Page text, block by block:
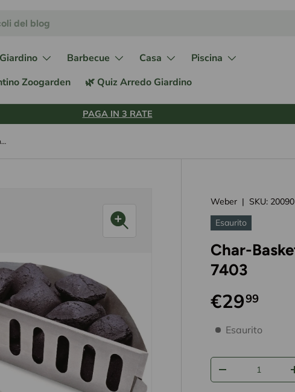
Barbecue Casa
Piscina
Zoogarden 🌿 Quiz Arredo Giardino
PAGA IN 3 RATE
Char-Basket Weber - Cesti separa carbone - 7403
Weber | SKU:
Esaurito
Char-
7403
€2999
disponibilità
Esaurito
Q.tà
-